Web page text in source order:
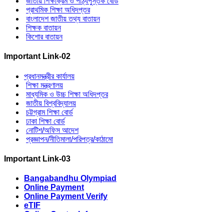
প্রাথমিক শিক্ষা অধিদপ্তর
বাংলাদেশ জাতীয় তথ্য বাতায়ন
শিক্ষক বাতায়ন
কিশোর বাতায়ন
Important Link-02
প্রধানমন্ত্রীর কার্যালয়
শিক্ষা মন্ত্রণালয়
মাধ্যমিক ও উচ্চ শিক্ষা অধিদপ্তর
জাতীয় বিশ্ববিদ্যালয়
চট্টগ্রাম শিক্ষা বোর্ড
ঢাকা শিক্ষা বোর্ড
নোটিশ/অফিস আদেশ
প্রজ্ঞাপন/নীতিমালা/পরিপত্র/কাঠামো
Important Link-03
Bangabandhu Olympiad
Online Payment
Online Payment Verify
eTIF